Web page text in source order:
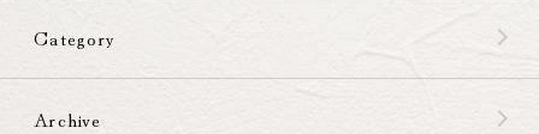
Category
Archive